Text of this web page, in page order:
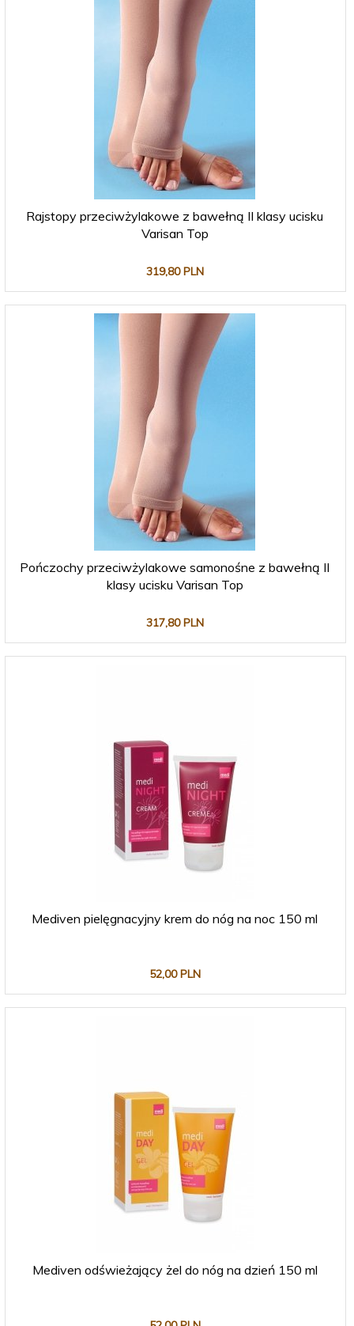
Rajstopy przeciwżylakowe z bawełną II klasy ucisku
Varisan Top
319,80 PLN
Pończochy przeciwżylakowe samonośne z bawełną II
klasy ucisku Varisan Top
317,80 PLN
Mediven pielęgnacyjny krem do nóg na noc 150 ml
52,00 PLN
Mediven odświeżający żel do nóg na dzień 150 ml